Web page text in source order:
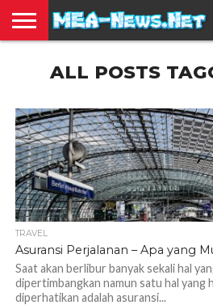
TERBARU
EDUKASI
HIBURAN
INSPIRASI
KESEHATAN
KULINER
OLAH
RAGA
OTOMOTIF
TRAVEL
JUAL
BELIALL POSTS
TRAVEL
Asuransi Perjalanan – Apa yang
Saat akan berlibur banyak sekali hal
dipertimbangkan namun satu hal yang
diperhatikan adalah asuransi...